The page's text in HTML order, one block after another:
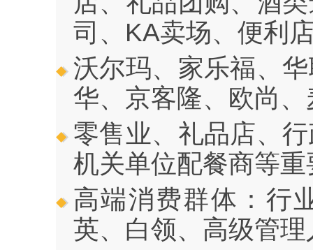
司、KA卖场、便利
沃尔玛、家乐福、
华、京客隆、欧尚
零售业、礼品店、
机关单位配餐商等
高端消费群体：行
英、白领、高级管